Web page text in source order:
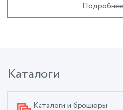
Подробнее
Каталоги
Каталоги и брошюры